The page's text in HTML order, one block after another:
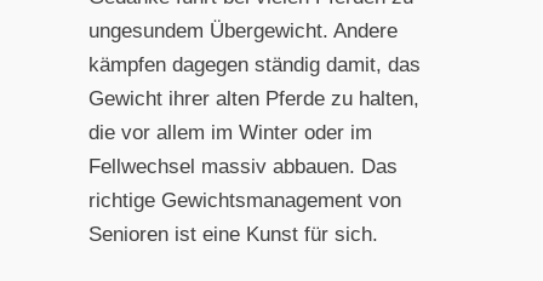
ungesundem Übergewicht. Andere
kämpfen dagegen ständig damit, das
Gewicht ihrer alten Pferde zu halten,
die vor allem im Winter oder im
Fellwechsel massiv abbauen. Das
richtige Gewichtsmanagement von
Senioren ist eine Kunst für sich.